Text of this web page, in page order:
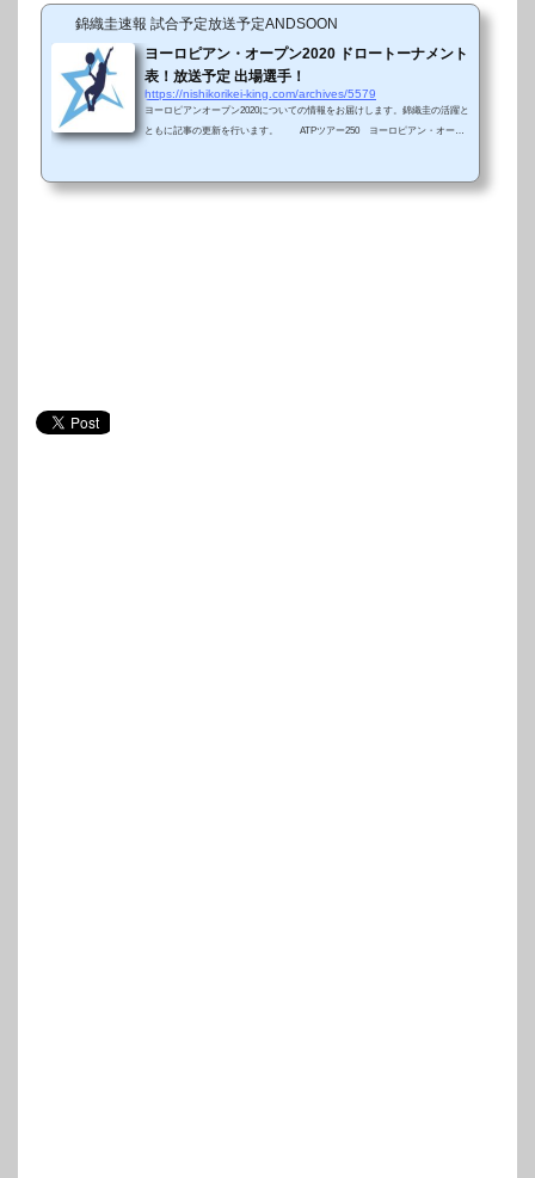
錦織圭速報 試合予定放送予定ANDSOON
ヨーロピアン・オープン2020 ドロートーナメント
表！放送予定 出場選手！
https://nishikorikei-king.com/archives/5579
ヨーロピアンオープン2020についての情報をお届けします。錦織圭の活躍と
ともに記事の更新を行います。 ATPツアー250 ヨーロピアン・オープ
15年まで開催されていたバレンシア・オープンに代わって2016年から新設さ